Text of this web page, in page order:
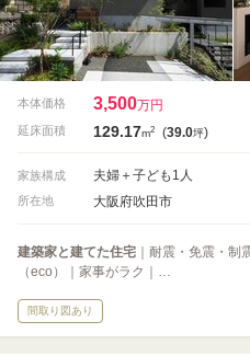
本体価格 3,500万円
延床面積 129.17m2 (39.0坪)
家族構成 夫婦＋子ども1人
所在地 大阪府吹田市
建築家と建てた住宅 ｜耐震・免震・制
（eco）｜家事がラク｜…
間取り図あり